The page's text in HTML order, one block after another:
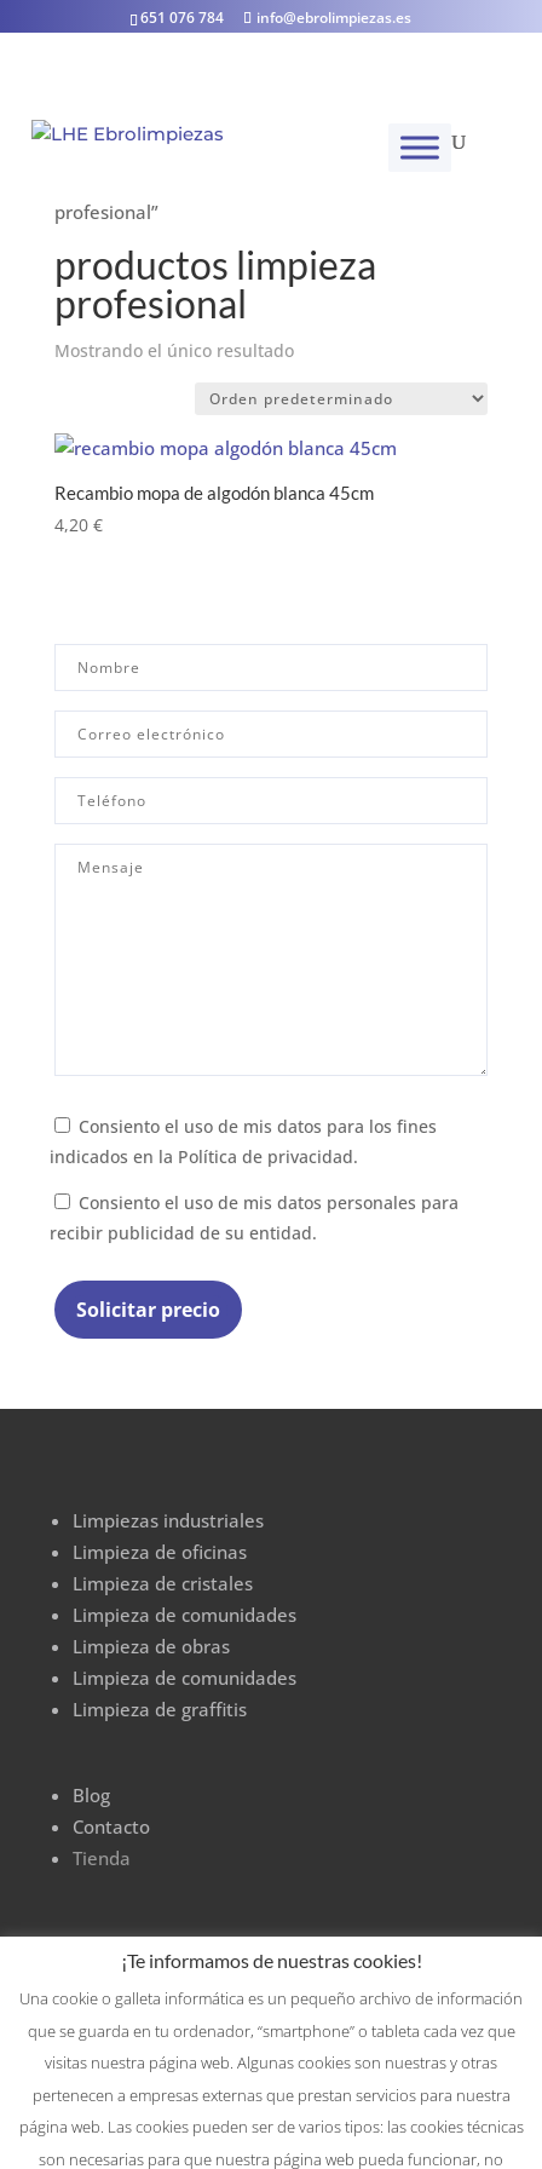
651 076 784 info@ebrolimpiezas.es
profesional”
productos limpieza
profesional
Mostrando el único resultado
Recambio mopa de algodón blanca 45cm
4,20 €
Consiento el uso de mis datos para los fines
indicados en la Política de privacidad.
Consiento el uso de mis datos personales para
recibir publicidad de su entidad.
Limpiezas industriales
Limpieza de oficinas
Limpieza de cristales
Limpieza de comunidades
Limpieza de obras
Limpieza de comunidades
Limpieza de graffitis
Blog
Contacto
Tienda
¡Te informamos de nuestras cookies!
Una cookie o galleta informática es un pequeño archivo de información
que se guarda en tu ordenador, “smartphone” o tableta cada vez que
visitas nuestra página web. Algunas cookies son nuestras y otras
pertenecen a empresas externas que prestan servicios para nuestra
página web. Las cookies pueden ser de varios tipos: las cookies técnicas
son necesarias para que nuestra página web pueda funcionar, no